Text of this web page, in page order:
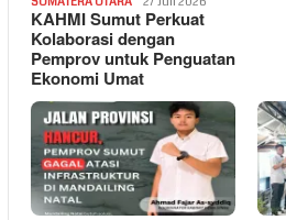
KAHMI Sumut Perkuat
Kolaborasi dengan
Pemprov untuk Penguatan
Ekonomi Umat